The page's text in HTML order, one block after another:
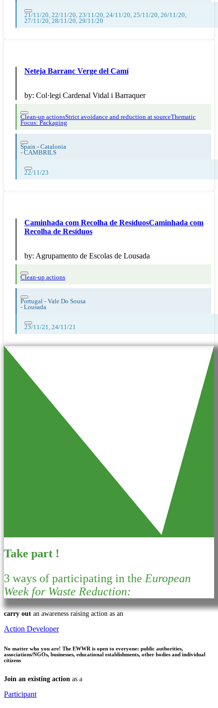
21/11/20, 22/11/20, 23/11/20, 24/11/20, 25/11/20, 26/11/20,
27/11/20, 28/11/20, 29/11/20
Neteja Barranc Verge del Camí
by: Col·legi Cardenal Vidal i Barraquer
Clean-up actionsStrict avoidance and reduction at sourceThematic
Focus: Packaging
Spain - Catalonia
- CAMBRILS
22/11/23
Caminhada com Recolha de ResíduosCaminhada com
Recolha de Resíduos
by: Agrupamento de Escolas de Lousada
Clean-up actions
Portugal - Vale Do Sousa
- Lousada
23/11/21, 24/11/21
Take part !
3 ways of participating in the European
Week for Waste Reduction:
carry out an awareness raising action as an
Action Developer
No matter who you are! The EWWR is open to everyone: public authorities,
associations/NGOs, businesses, educational establishments, other bodies and individual
citizens
Join an existing action as a
Participant